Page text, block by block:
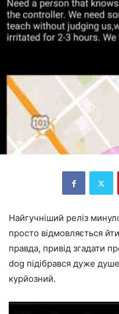
Найгучніший реліз
просто відмовляється
правда, привід згадати
dog підібрався дуже
курйозний.